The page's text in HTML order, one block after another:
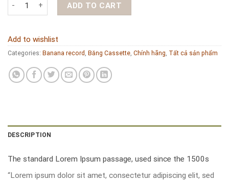
ADD TO CART
Add to wishlist
Categories: Banana record , Băng Cassette, Chính hãng, Tất cả sản phẩm
DESCRIPTION
The standard Lorem Ipsum passage, used since the 1500s
“Lorem ipsum dolor sit amet, consectetur adipiscing elit, sed